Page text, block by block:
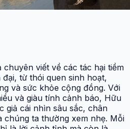
chuyên viết về các tác hại tiềm
từ thói quen sinh hoạt,
và sức khỏe cộng đồng. Với
và giàu tính cảnh báo, Hữu
giả cái nhìn sâu sắc, chân
chúng ta thường xem nhẹ. Mỗi